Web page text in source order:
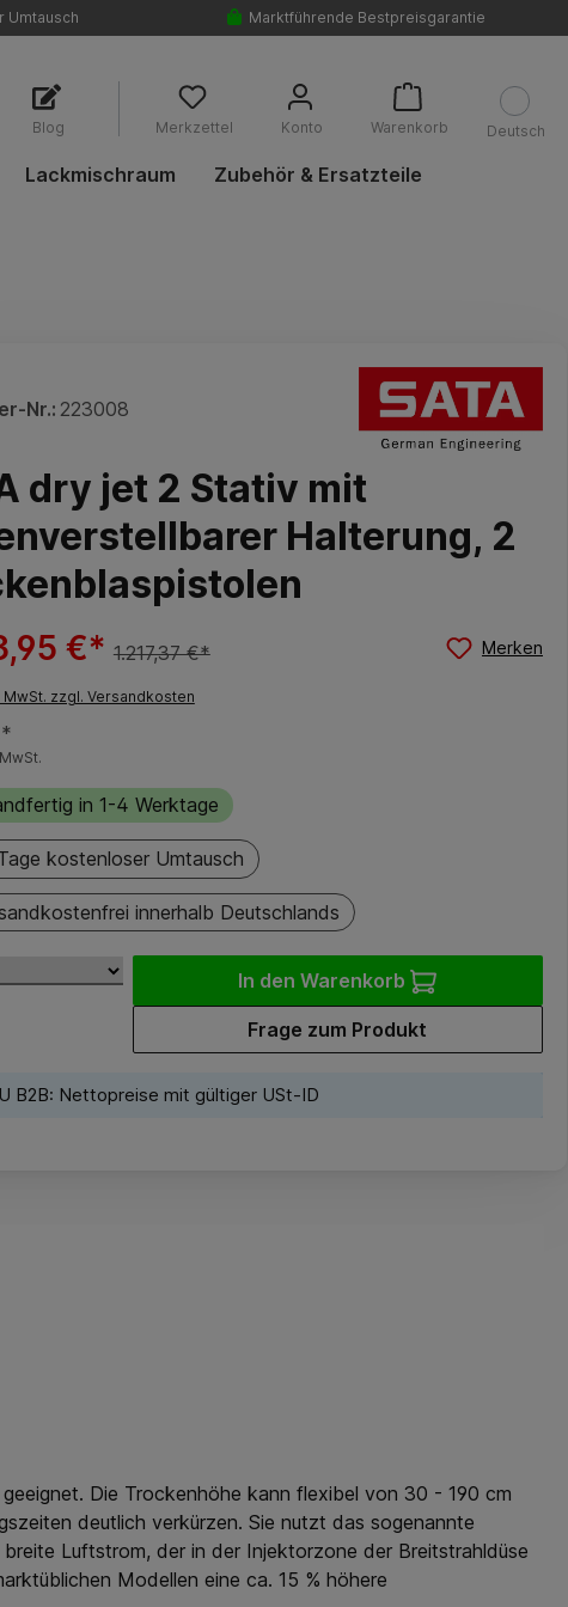
Umtausch Marktführende Bestpreisgarantie
Blog Merkzettel Konto Warenkorb Deutsch
Lackmischraum Zubehör & Ersatzteile
Nr.: 223008
dry jet 2 Stativ mit
Halterung, 2
€* 1.217,37 €* Merken
MwSt. zzgl. Versandkosten
in 1-4 Werktage
kostenloser Umtausch
innerhalb Deutschlands
In den Warenkorb
Frage zum Produkt
B2B: Nettopreise mit gültiger USt-ID
Die Trockenhöhe kann flexibel von 30 - 190 cm
deutlich verkürzen. Sie nutzt das sogenannte
Luftstrom, der in der Injektorzone der Breitstrahldüse
Modellen eine ca. 15 % höhere